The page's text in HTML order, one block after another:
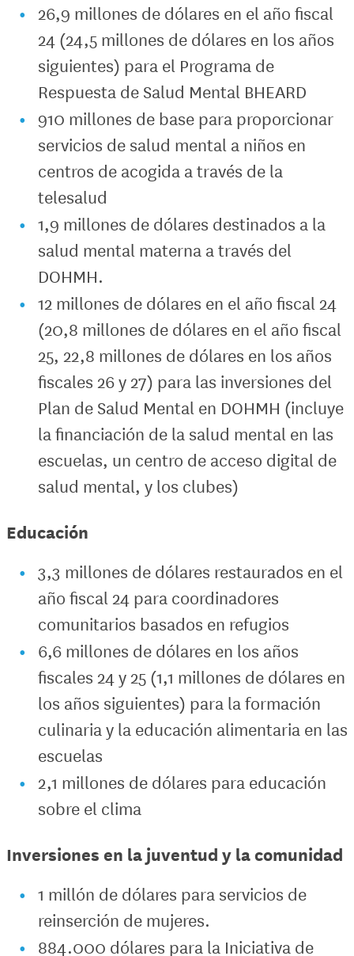
26,9 millones de dólares en el año fiscal
24 (24,5 millones de dólares en los años
siguientes) para el Programa de
Respuesta de Salud Mental BHEARD
910 millones de base para proporcionar
servicios de salud mental a niños en
centros de acogida a través de la
telesalud
1,9 millones de dólares destinados a la
salud mental materna a través del
DOHMH.
12 millones de dólares en el año fiscal 24
(20,8 millones de dólares en el año fiscal
25, 22,8 millones de dólares en los años
fiscales 26 y 27) para las inversiones del
Plan de Salud Mental en DOHMH (incluye
la financiación de la salud mental en las
escuelas, un centro de acceso digital de
salud mental, y los clubes)
Educación
3,3 millones de dólares restaurados en el
año fiscal 24 para coordinadores
comunitarios basados en refugios
6,6 millones de dólares en los años
fiscales 24 y 25 (1,1 millones de dólares en
los años siguientes) para la formación
culinaria y la educación alimentaria en las
escuelas
2,1 millones de dólares para educación
sobre el clima
Inversiones en la juventud y la comunidad
1 millón de dólares para servicios de
reinserción de mujeres.
884.000 dólares para la Iniciativa de